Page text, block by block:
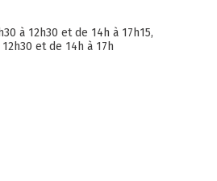
à 12h30 et de 14h à 17h15,
et de 14h à 17h